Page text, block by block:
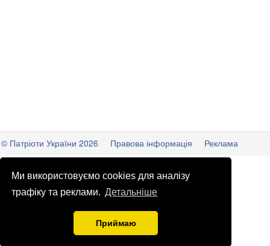
Ми використовуємо cookies для аналізу
трафіку та реклами. Детальніше
Приймаю
© Патріоти України 2026 Правова інформація
Реклама